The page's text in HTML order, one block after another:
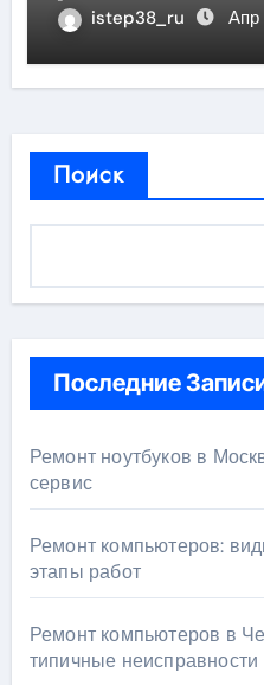
категории с
istep38_ru
Поиск
Последние
Ремонт ноутбуков в
сервис
Ремонт компьютеров:
этапы работ
Ремонт компьютеров в
типичные неисправности